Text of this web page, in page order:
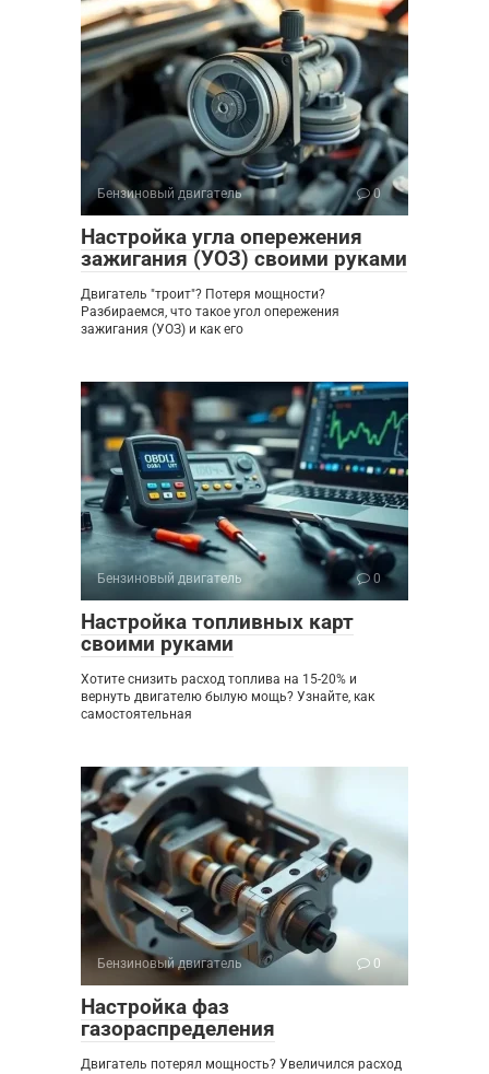
Бензиновый двигатель 0
Настройка угла опережения
зажигания (УОЗ) своими руками
Двигатель "троит"? Потеря мощности?
Разбираемся, что такое угол опережения
зажигания (УОЗ) и как его
Бензиновый двигатель 0
Настройка топливных карт
своими руками
Хотите снизить расход топлива на 15-20% и
вернуть двигателю былую мощь? Узнайте, как
самостоятельная
Бензиновый двигатель 0
Настройка фаз
газораспределения
Двигатель потерял мощность? Увеличился расход